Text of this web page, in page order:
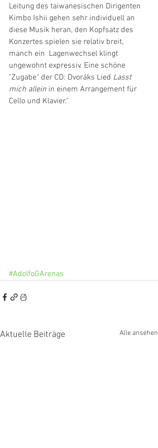
Leitung des taiwanesischen Dirigenten
Kimbo Ishii gehen sehr individuell an
diese Musik heran, den Kopfsatz des
Konzertes spielen sie relativ breit,
manch ein  Lagenwechsel klingt
ungewohnt expressiv. Eine schöne
"Zugabe" der CD: Dvoráks Lied Lasst
mich allein in einem Arrangement für
Cello und Klavier."
#AdolfoGArenas
Aktuelle Beiträge Alle ansehen